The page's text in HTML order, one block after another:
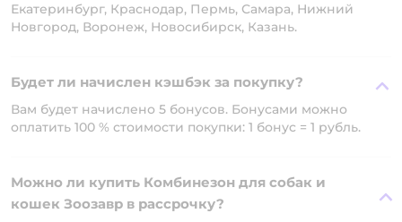
Екатеринбург, Краснодар, Пермь, Самара, Нижний
Новгород, Воронеж, Новосибирск, Казань.
Будет ли начислен кэшбэк за покупку?
Вам будет начислено 5 бонусов. Бонусами можно
оплатить 100 % стоимости покупки: 1 бонус = 1 рубль.
Можно ли купить Комбинезон для собак и
кошек Зоозавр в рассрочку?